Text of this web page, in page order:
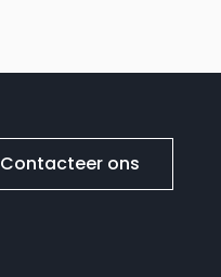
Contacteer ons